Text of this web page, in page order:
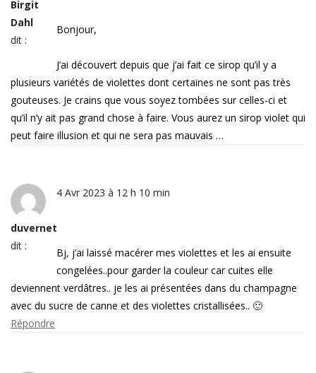
Birgit
Dahl
dit :
Bonjour,
J’ai découvert depuis que j’ai fait ce sirop qu’il y a
plusieurs variétés de violettes dont certaines ne sont pas très
gouteuses. Je crains que vous soyez tombées sur celles-ci et
qu’il n’y ait pas grand chose à faire. Vous aurez un sirop violet qui
peut faire illusion et qui ne sera pas mauvais …
duvernet
dit :
4 Avr 2023 à 12 h 10 min
Bj, j’ai laissé macérer mes violettes et les ai ensuite
congelées..pour garder la couleur car cuites elle
deviennent verdâtres.. je les ai présentées dans du champagne
avec du sucre de canne et des violettes cristallisées.. 🙂
Répondre